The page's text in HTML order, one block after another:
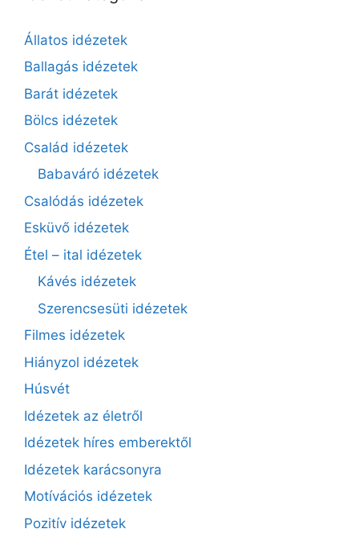
Állatos idézetek
Ballagás idézetek
Barát idézetek
Bölcs idézetek
Család idézetek
Babaváró idézetek
Csalódás idézetek
Esküvő idézetek
Étel – ital idézetek
Kávés idézetek
Szerencsesüti idézetek
Filmes idézetek
Hiányzol idézetek
Húsvét
Idézetek az életről
Idézetek híres emberektől
Idézetek karácsonyra
Motívációs idézetek
Pozitív idézetek